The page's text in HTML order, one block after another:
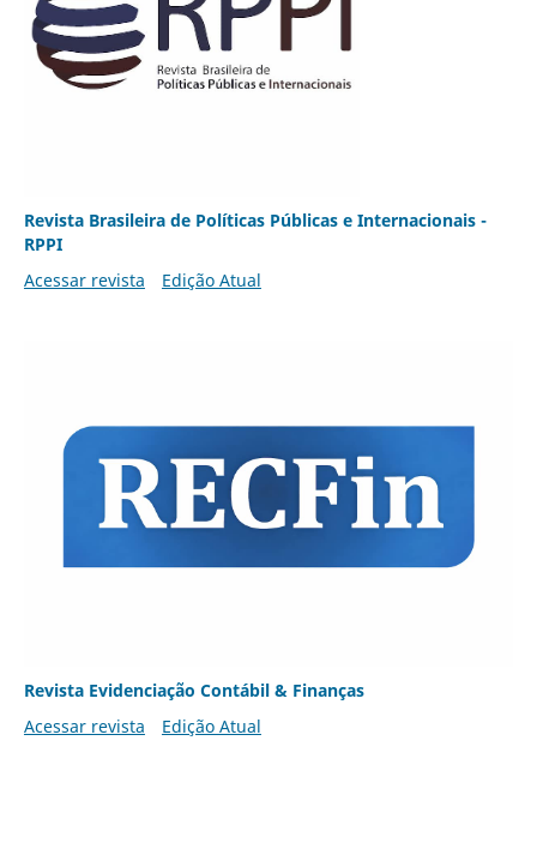
Revista Brasileira de Políticas Públicas e Internacionais -
RPPI
Acessar revista
Edição Atual
Revista Evidenciação Contábil & Finanças
Acessar revista
Edição Atual